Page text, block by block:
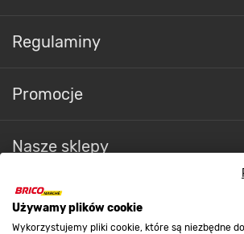
Używamy plików cookie
Wykorzystujemy pliki cookie, które są niezbędne
Regulaminy
Promocje
Nasze sklepy
O nas